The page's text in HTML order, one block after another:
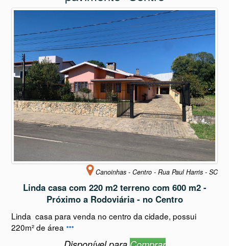
Canoinhas - Centro - Rua Paul Harris - SC
Linda casa com 220 m2 terreno com 600 m2 -
Próximo a Rodoviária - no Centro
220m² de área
Disponível para Comprar